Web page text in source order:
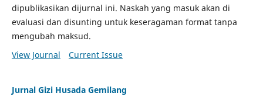
dipublikasikan dijurnal ini. Naskah yang masuk akan di
evaluasi dan disunting untuk keseragaman format tanpa
mengubah maksud.
View Journal
Current Issue
Jurnal Gizi Husada Gemilang